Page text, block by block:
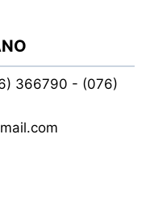
366790 - (076)